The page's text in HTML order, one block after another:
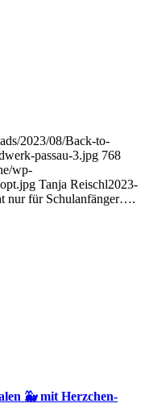
2023/08/Back-to-
passau-3.jpg 768
wp-
Tanja Reischl2023-
nur für Schulanfänger….
🐳 mit Herzchen-